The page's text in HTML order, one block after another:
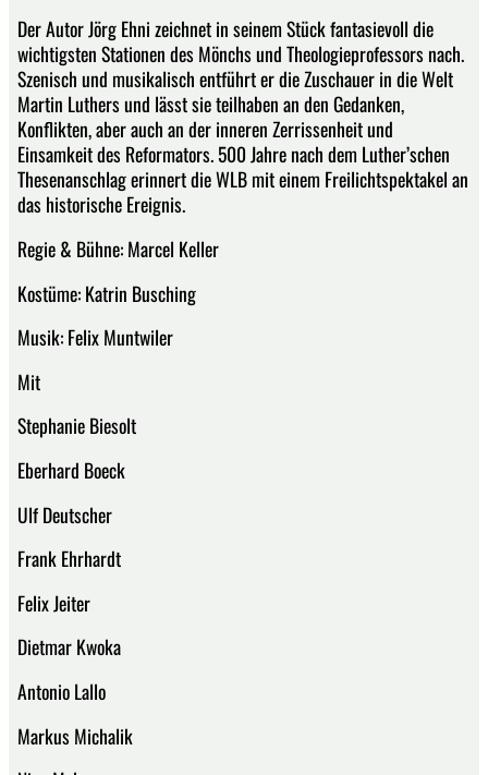
Der Autor Jörg Ehni zeichnet in seinem Stück fantasievoll die
wichtigsten Stationen des Mönchs und Theologieprofessors nach.
Szenisch und musikalisch entführt er die Zuschauer in die Welt
Martin Luthers und lässt sie teilhaben an den Gedanken,
Konflikten, aber auch an der inneren Zerrissenheit und
Einsamkeit des Reformators. 500 Jahre nach dem Luther’schen
Thesenanschlag erinnert die WLB mit einem Freilichtspektakel an
das historische Ereignis.
Regie & Bühne: Marcel Keller
Kostüme: Katrin Busching
Musik: Felix Muntwiler
Mit
Stephanie Biesolt
Eberhard Boeck
Ulf Deutscher
Frank Ehrhardt
Felix Jeiter
Dietmar Kwoka
Antonio Lallo
Markus Michalik